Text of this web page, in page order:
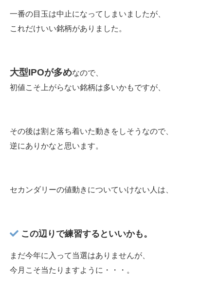
一番の目玉は中止になってしまいましたが、
これだけいい銘柄がありました。
大型IPOが多めなので、
初値こそ上がらない銘柄は多いかもですが、
その後は割と落ち着いた動きをしそうなので、
逆にありかなと思います。
セカンダリーの値動きについていけない人は、
この辺りで練習するといいかも。
まだ今年に入って当選はありませんが、
今月こそ当たりますように・・・。